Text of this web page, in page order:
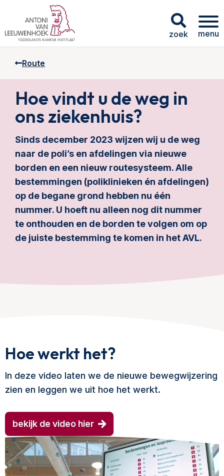
zoek menu
Route
Hoe vindt u de weg in
ons ziekenhuis?
Sinds december 2023 wijzen wij u de weg
naar de poli’s en afdelingen via nieuwe
borden en een nieuw routesysteem. Alle
bestemmingen (poliklinieken én afdelingen)
op de begane grond hebben nu één
nummer. U hoeft nu alleen nog dit nummer
te onthouden en de borden te volgen om op
de juiste bestemming te komen in het AVL.
Hoe werkt het?
In deze video laten we de nieuwe bewegwijzering
zien en leggen we uit hoe het werkt.
bekijk de video hier